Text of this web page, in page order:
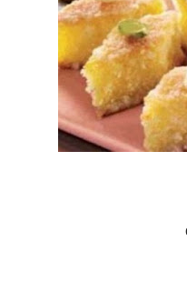
أطباق أطفال
أطباق بحرية
وصفات حصرية
وصفات فيديو
الريجيم والرشاقة